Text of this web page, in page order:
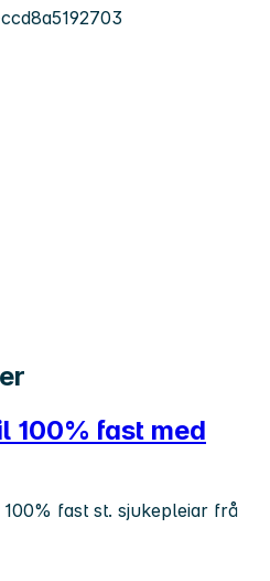
100% fast med
fast st. sjukepleiar frå